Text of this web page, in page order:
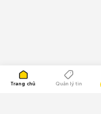
Trang chủ Quản lý tin